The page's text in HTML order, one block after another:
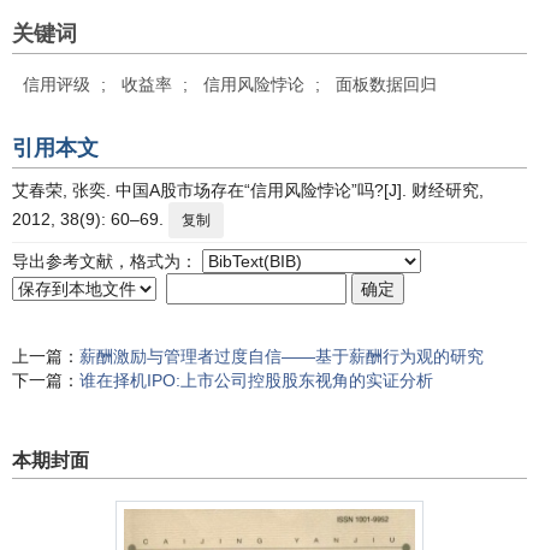
关键词
信用评级 ; 收益率 ; 信用风险悖论 ; 面板数据回归
引用本文
艾春荣, 张奕. 中国A股市场存在“信用风险悖论”吗?[J]. 财经研究,
2012, 38(9): 60–69.
复制
导出参考文献，格式为：
上一篇： 薪酬激励与管理者过度自信——基于薪酬行为观的研究
下一篇： 谁在择机IPO:上市公司控股股东视角的实证分析
本期封面